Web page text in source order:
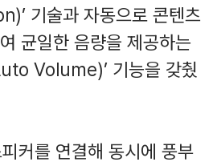
기술과 자동으로 콘텐츠
균일한 음량을 제공하는
Volume)’ 기능을 갖췄
커를 연결해 동시에 풍부